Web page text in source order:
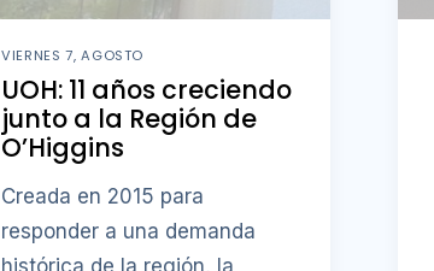
VIERNES 7, AGOSTO
UOH: 11 años creciendo
junto a la Región de
O’Higgins
Creada en 2015 para
responder a una demanda